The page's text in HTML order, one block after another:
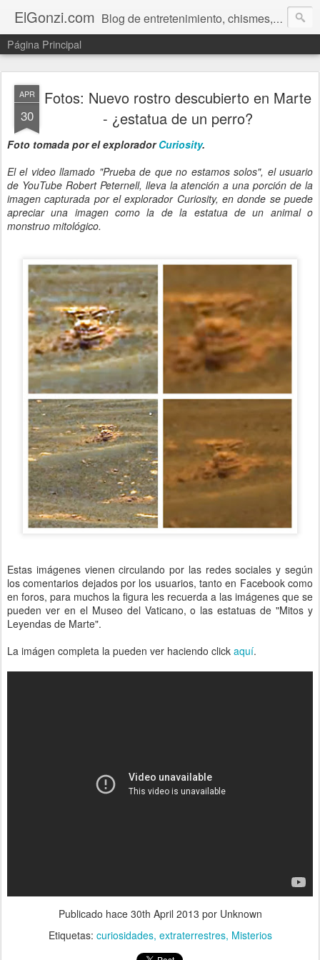
ElGonzi.com Blog de entretenimiento, chismes, humor, farándula, curiosidades, ovnis, noticias calientes, fotos, videos, paranormal y ¡más!
Página Principal
APR
30
Fotos: Nuevo rostro descubierto en Marte
- ¿estatua de un perro?
Foto tomada por el exploradorCuriosity.
El el video llamado "Prueba de que no estamos solos", el usuario
de YouTube Robert Peternell, lleva la atención a una porción de la
imagen capturada por el explorador Curiosity, en donde se puede
apreciar una imagen como la de la estatua de un animal o
monstruo mitológico.
Estas imágenes vienen circulando por las redes sociales y según
los comentarios dejados por los usuarios, tanto en Facebook como
en foros, para muchos la figura les recuerda a las imágenes que se
pueden ver en el Museo del Vaticano, o las estatuas de "Mitos y
Leyendas de Marte".
La imágen completa la pueden ver haciendo click aquí.
Publicado hace 30th April 2013 por Unknown
Etiquetas: curiosidades extraterrestres Misterios